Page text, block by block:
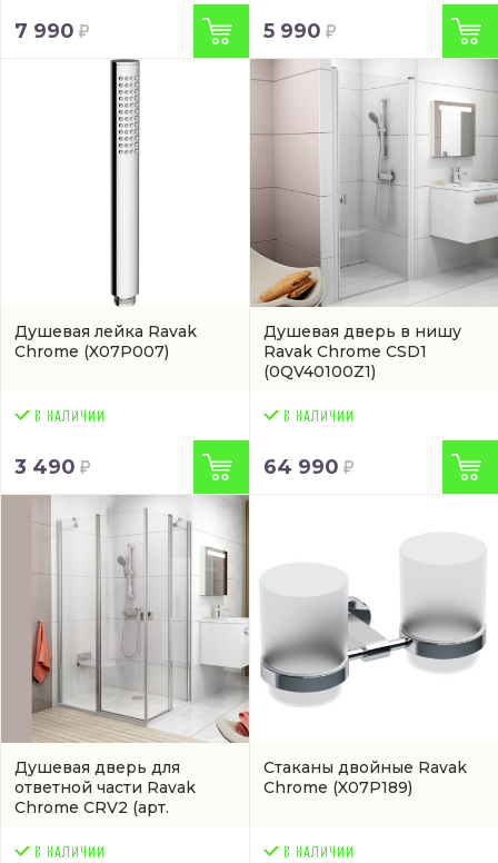
7 990 5 990
Душевая лейка Ravak
Chrome (X07P007)
3 490
Душевая дверь в нишу
Ravak Chrome CSD1
(0QV40100Z1)
64 990
Душевая дверь для
ответной части Ravak
Chrome CRV2 (арт.
Стаканы двойные Ravak
Chrome (X07P189)